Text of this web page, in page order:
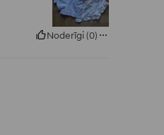
Noderīgi(0)